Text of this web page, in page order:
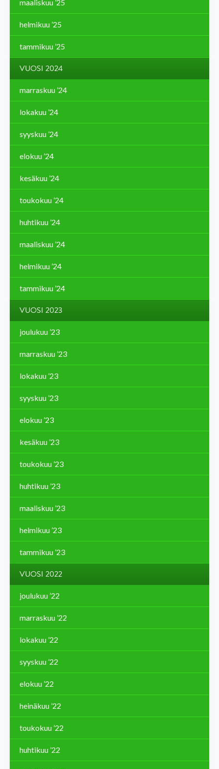
maaliskuu ’25
helmikuu ’25
tammikuu ’25
VUOSI 2024
marraskuu ’24
lokakuu ’24
syyskuu ’24
elokuu ’24
kesäkuu ’24
toukokuu ’24
huhtikuu ’24
maaliskuu ’24
helmikuu ’24
tammikuu ’24
VUOSI 2023
joulukuu ’23
marraskuu ’23
lokakuu ’23
syyskuu ’23
elokuu ’23
kesäkuu ’23
toukokuu ’23
huhtikuu ’23
maaliskuu ’23
helmikuu ’23
tammikuu ’23
VUOSI 2022
joulukuu ’22
marraskuu ’22
lokakuu ’22
syyskuu ’22
elokuu ’22
heinäkuu ’22
toukokuu ’22
huhtikuu ’22